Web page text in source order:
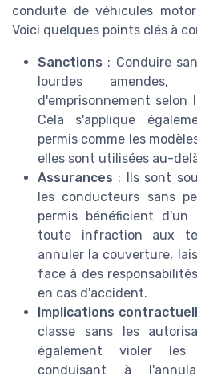
conduite de véhicules
Voici quelques points clés à
Sanctions : Conduire
lourdes
d'emprisonnement
Cela s'applique
permis comme les
elles sont utilisées au-
Assurances : Ils sont
les conducteurs sans
permis bénéficient d'un
toute infraction aux
annuler la couverture,
face à des
en cas d'accident.
Implications
classe sans les
également violer
conduisant à